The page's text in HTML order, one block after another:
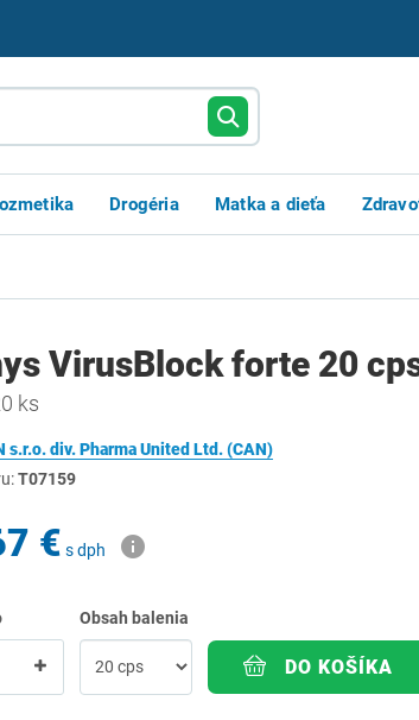
Drogéria Matka a dieťa
VirusBlock forte 20
ks
s.r.o. div. Pharma United Ltd. (CAN)
T07159
€ s dph
Obsah balenia
DO KOŠÍKA